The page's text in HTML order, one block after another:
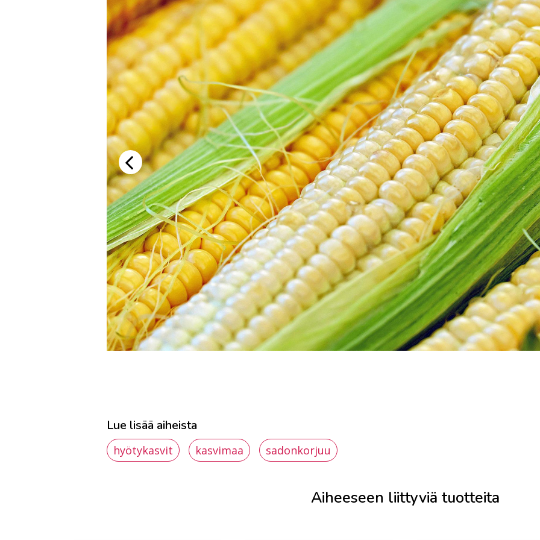
Lue lisää aiheista
hyötykasvit kasvimaa sadonkorjuu
Aiheeseen liittyviä tuotteita